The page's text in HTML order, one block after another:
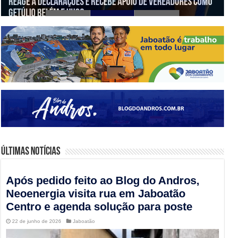
Últimas notícias
Após pedido feito ao Blog do Andros,
Neoenergia visita rua em Jaboatão
Centro e agenda solução para poste
22 de junho de 2026 Jaboatão